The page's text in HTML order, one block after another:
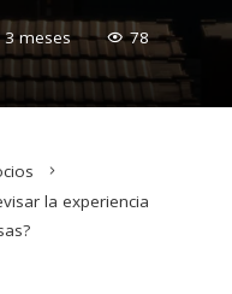
3 meses 78
la experiencia